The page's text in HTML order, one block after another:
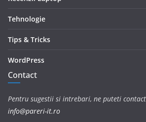
Tehnologie
Tips & Tricks
WordPress
Contact
Pentru sugestii si intrebari, ne puteti
info@pareri-it.ro